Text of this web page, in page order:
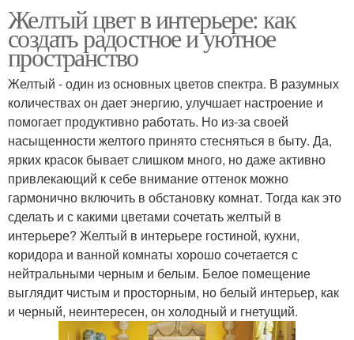
Желтый цвет в интерьере: как
создать радостное и уютное
пространство
Желтый - один из основных цветов спектра. В разумных
количествах он дает энергию, улучшает настроение и
помогает продуктивно работать. Но из-за своей
насыщенности желтого принято стесняться в быту. Да,
ярких красок бывает слишком много, но даже активно
привлекающий к себе внимание оттенок можно
гармонично включить в обстановку комнат. Тогда как это
сделать и с какими цветами сочетать желтый в
интерьере? Желтый в интерьере гостиной, кухни,
коридора и ванной комнаты хорошо сочетается с
нейтральными черным и белым. Белое помещение
выглядит чистым и просторным, но белый интерьер, как
и черный, неинтересен, он холодный и гнетущий.